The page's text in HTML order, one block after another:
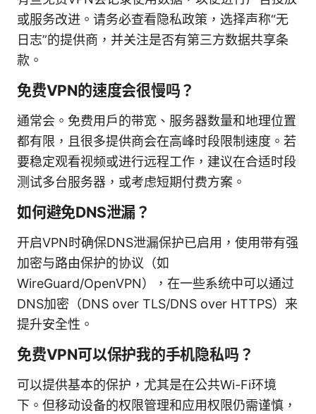
或服务改进。请务必查看隐私政策，选择声称“无
日志”的提供商，并关注是否有第三方数据共享条
款。
免费VPN的速度会很慢吗？
通常会。免费用户的带宽、服务器数量和地理位置
都有限，且很多提供商会在高峰时段限制速度。若
要稳定观看视频或进行远程工作，建议在合适时段
测试多台服务器，或考虑短期付费方案。
如何避免DNS泄漏？
开启VPN时确保DNS泄漏保护已启用，使用带有强
加密与路由保护的协议（如
WireGuard/OpenVPN），在一些系统中可以通过
DNS加密（DNS over TLS/DNS over HTTPS）来
提升安全性。
免费VPN可以保护我的手机隐私吗？
可以提供基本的保护，尤其是在公共Wi-Fi环境
下。但移动设备的权限管理和应用权限仍需谨慎，